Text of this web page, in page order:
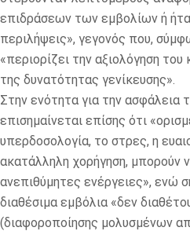
επιδράσεων των εμβολίων ή
περιλήψεις», γεγονός που,
«περιορίζει την αξιολόγηση του
της δυνατότητας γενίκευσης».
Στην ενότητα για την ασφάλεια
επισημαίνεται επίσης ότι
υπερδοσολογία, το στρες, η
ακατάλληλη χορήγηση, μπορούν
ανεπιθύμητες ενέργειες», ενώ
διαθέσιμα εμβόλια «δεν
(διαφοροποίησης μολυσμένων